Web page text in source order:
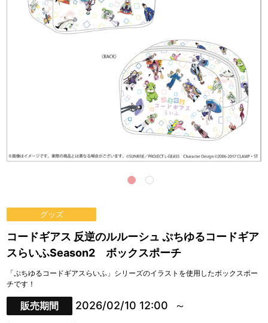
グッズ
コードギアス 反逆のルルーシュ ぷちゆるコードギア
スらいふSeason2 ボックスポーチ
「ぷちゆるコードギアスらいふ」シリーズのイラストを使用したボックスポー
チです！
販売期間 2026/02/10 12:00